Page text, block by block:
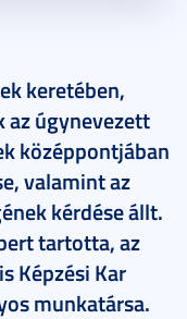
keretében,
úgynevezett
középpontjában
valamint az
kérdése állt.
tartotta, az
Képzési Kar
munkatársa.